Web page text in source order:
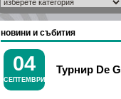
новини и събития
04
СЕПТЕМВРИ
Турнир De